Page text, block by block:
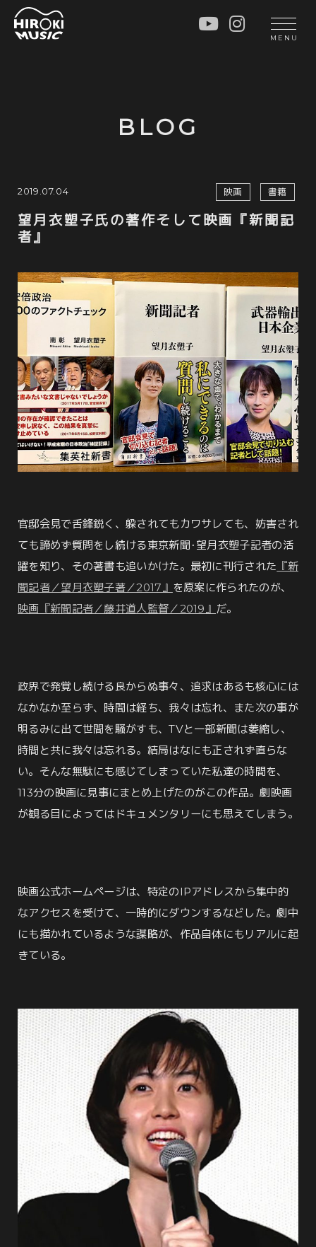
MENU
HOME
MUSIC
DISCOGRAPHY
VIDEOS
LIVE
WORKSHOP
CONTACT
BLOG
2019.07.04 映画 書籍
望月衣塑子氏の著作そして映画『新聞記
者』
官邸会見で舌鋒鋭く、躱されてもカワサレても、妨害され
ても諦めず質問をし続ける東京新聞･望月衣塑子記者の活
躍を知り、その著書も追いかけた。最初に刊行された 『新
聞記者／望月衣塑子著／2017』 を原案に作られたのが、
映画『新聞記者／藤井道人監督／2019』 だ。
政界で発覚し続ける良からぬ事々、追求はあるも核心には
なかなか至らず、時間は経ち、我々は忘れ、また次の事が
明るみに出て世間を騒がすも、TVと一部新聞は萎縮し、
時間と共に我々は忘れる。結局はなにも正されず直らな
い。そんな無駄にも感じてしまっていた私達の時間を、
113分の映画に見事にまとめ上げたのがこの作品。劇映画
が観る目によってはドキュメンタリーにも思えてしまう。
映画公式ホームページは、特定のIPアドレスから集中的
なアクセスを受けて、一時的にダウンするなどした。劇中
にも描かれているような謀略が、作品自体にもリアルに起
きている。